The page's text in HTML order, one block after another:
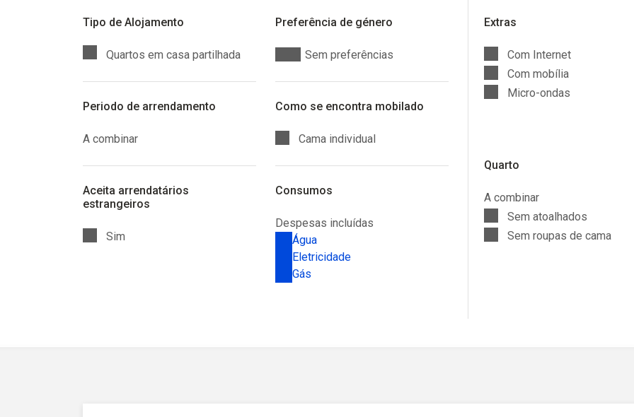
Tipo de Alojamento
Quartos em casa partilhada
Preferência de género
Sem preferências
Periodo de arrendamento
A combinar
Como se encontra mobilado
Cama individual
Aceita arrendatários
estrangeiros
Sim
Consumos
Despesas incluídas
Água
Eletricidade
Gás
Extras
Com Internet
Com mobília
Micro-ondas
Quarto
A combinar
Sem atoalhados
Sem roupas de cama